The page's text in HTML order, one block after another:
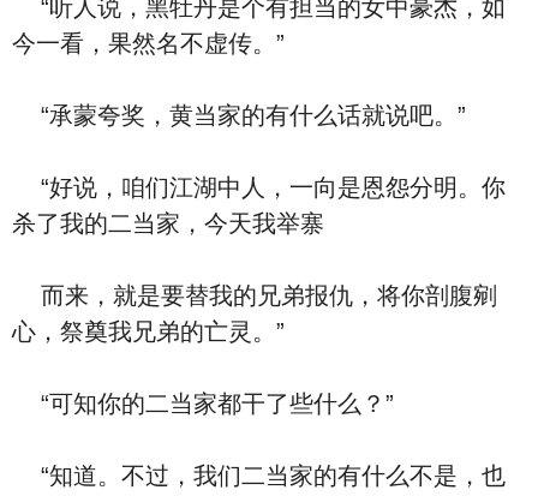
“听人说，黑牡丹是个有担当的女中豪杰，如
今一看，果然名不虚传。”
“承蒙夸奖，黄当家的有什么话就说吧。”
“好说，咱们江湖中人，一向是恩怨分明。你
杀了我的二当家，今天我举寨
而来，就是要替我的兄弟报仇，将你剖腹剜
心，祭奠我兄弟的亡灵。”
“可知你的二当家都干了些什么？”
“知道。不过，我们二当家的有什么不是，也